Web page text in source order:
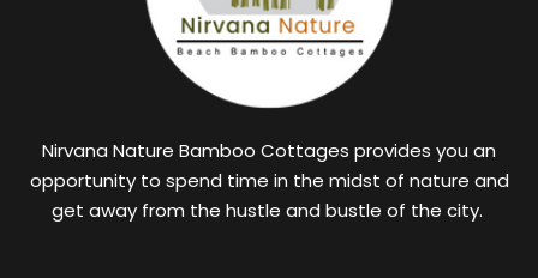
Nirvana Nature Bamboo Cottages provides you an
opportunity to spend time in the midst of nature and
get away from the hustle and bustle of the city.